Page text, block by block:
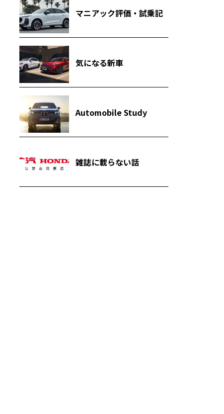
マニアック評価・試乗記
気になる新車
Automobile Study
雑誌に載らない話